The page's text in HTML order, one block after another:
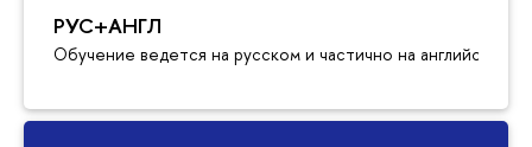
РУС+АНГЛ
Обучение ведется на русском и частично на английском